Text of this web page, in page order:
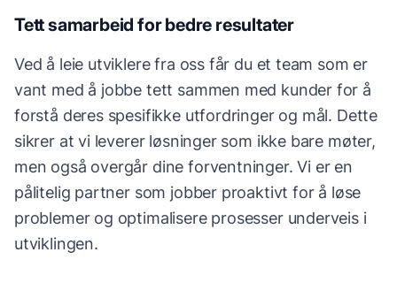
Tett samarbeid for bedre resultater
Ved å leie utviklere fra oss får du et team som er
vant med å jobbe tett sammen med kunder for å
forstå deres spesifikke utfordringer og mål. Dette
sikrer at vi leverer løsninger som ikke bare møter,
men også overgår dine forventninger. Vi er en
pålitelig partner som jobber proaktivt for å løse
problemer og optimalisere prosesser underveis i
utviklingen.